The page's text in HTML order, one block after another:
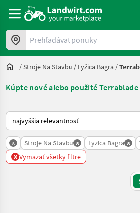
Prehľadávať ponuky
/Stroje Na Stavbu / Lyžica Bagra /
Kúpte nové alebo použité Terrablade
Takto sa vykonáva triedenie na
x Stroje Na Stavbu x Lyzica Bagra x
x Vymazať všetky filtre